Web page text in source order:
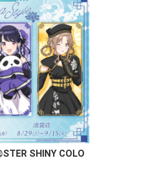
SHINY COLO